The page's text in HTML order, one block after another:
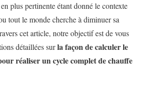
plus pertinente étant donné le contexte
tout le monde cherche à diminuer sa
cet article, notre objectif est de vous
détaillées surla façon de calculer le
réaliser un cycle complet de chauffe